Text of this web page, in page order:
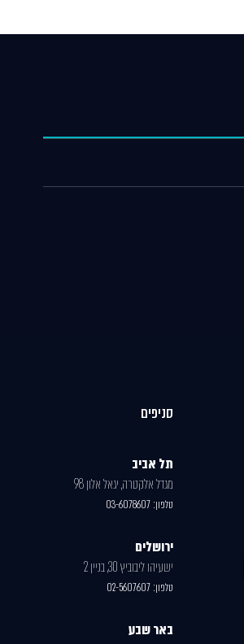
סניפים
תל אביב
מגדל אלקטרה, יגאל אלון 98
טלפון: 03-6078607
ירושלים
ישעיהו ליבוביץ 30, בניין 2
טלפון: 02-5607607
באר שבע